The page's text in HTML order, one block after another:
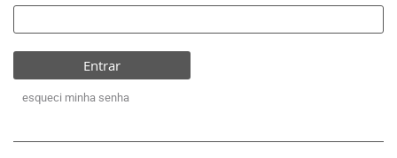
Entrar
esqueci minha senha